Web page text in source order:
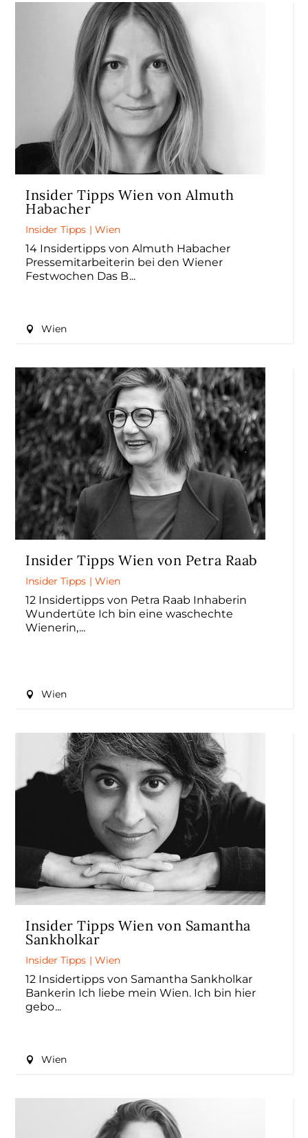
Insider Tipps Wien von Almuth
Habacher
Insider Tipps |Wien
14 Insidertipps von Almuth Habacher
Pressemitarbeiterin bei den Wiener
Festwochen Das B
Wien
Insider Tipps Wien von Petra Raab
Insider Tipps |Wien
12 Insidertipps von Petra Raab Inhaberin
Wundertüte Ich bin eine waschechte
Wienerin,
Wien
Insider Tipps Wien von Samantha
Sankholkar
Insider Tipps |Wien
12 Insidertipps von Samantha Sankholkar
Bankerin Ich liebe mein Wien. Ich bin hier
gebo
Wien